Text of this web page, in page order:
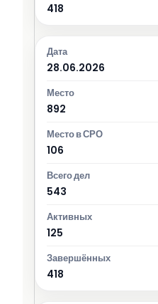
418
28.06.2026
892
106
543
125
418